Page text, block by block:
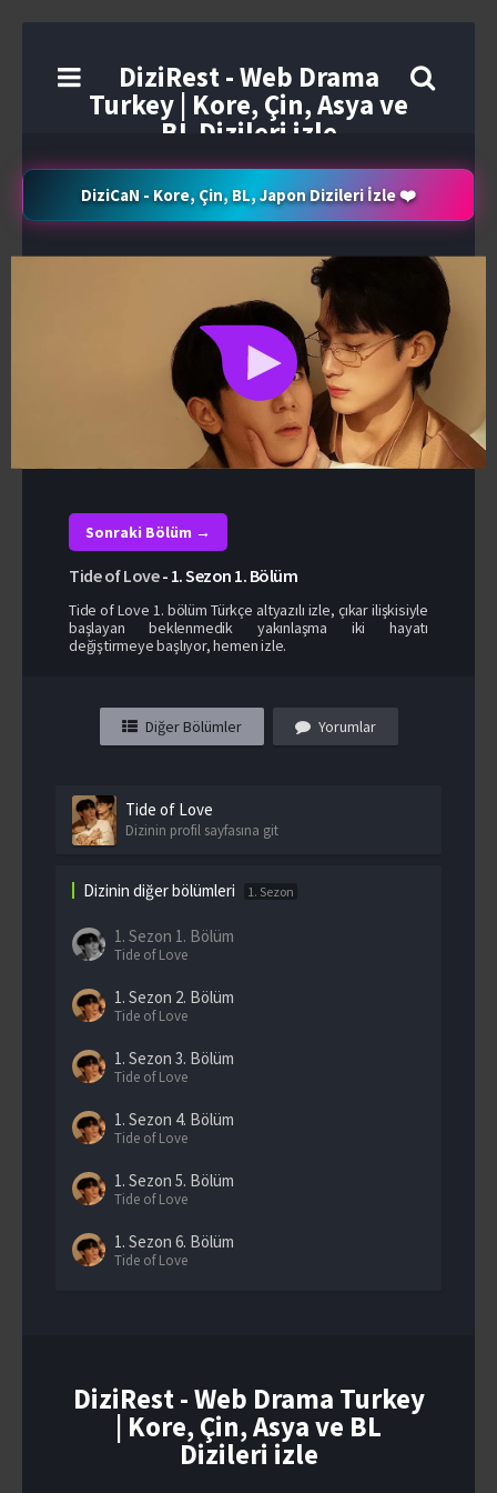
DiziRest - Web Drama
Turkey | Kore, Çin, Asya ve
BL Dizileri izle
DiziCaN - Kore, Çin, BL, Japon Dizileri İzle ❤️
Sonraki Bölüm →
Tide of Love- 1. Sezon 1. Bölüm
Tide of Love 1. bölüm Türkçe altyazılı izle, çıkar ilişkisiyle
başlayan beklenmedik yakınlaşma iki hayatı
değiştirmeye başlıyor, hemen izle.
Diğer Bölümler Yorumlar
Tide of Love
Dizinin profil sayfasına git
Dizinin diğer bölümleri 1. Sezon
1. Sezon 1. Bölüm
Tide of Love
1. Sezon 2. Bölüm
Tide of Love
1. Sezon 3. Bölüm
Tide of Love
1. Sezon 4. Bölüm
Tide of Love
1. Sezon 5. Bölüm
Tide of Love
1. Sezon 6. Bölüm
Tide of Love
1. Sezon9. Bölüm
Tide of Love
DiziRest - Web Drama Turkey
| Kore, Çin, Asya ve BL
Dizileri izle